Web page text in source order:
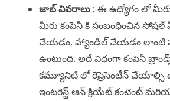
జాబ్ వివరాలు :ఈ ఉద్యోగం లో
మీరు కంపెనీ కి సంబంధించిన
చేయడం, హ్యాండిల్ చేయడం లాంటి
ఉంటుంది. అదే విధంగా కంపెనీ
కమ్యూనిటి లో రెప్రెసెంటీన్ చేయాల్సి
ఇంటరెస్ట్ ఆన్ క్రియేట్ కంటెంట్